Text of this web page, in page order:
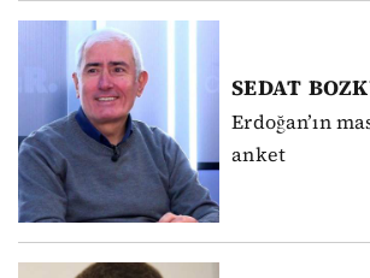
SEDAT
Erdoğan’ın
anket